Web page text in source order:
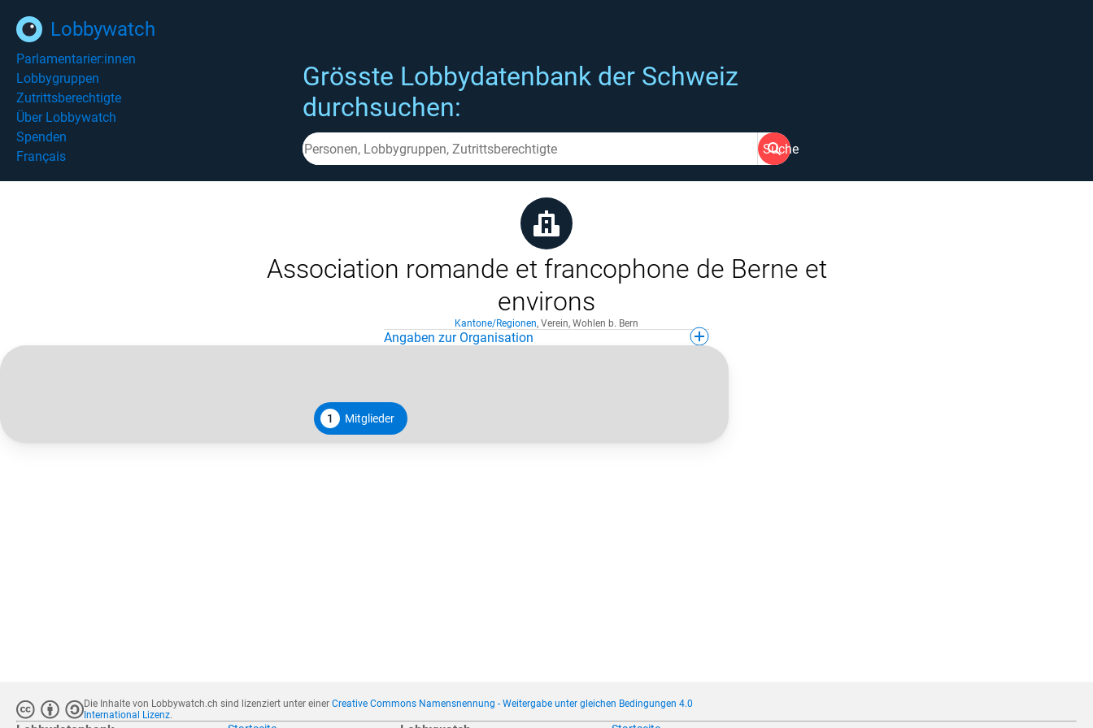
Lobbywatch
Parlamentarier:innen
Lobbygruppen
Zutrittsberechtigte
Über Lobbywatch
Spenden
Français
Grösste Lobbydatenbank der Schweiz
durchsuchen:
Suche
Association romande et francophone de Berne et
environs
Kantone/Regionen, Verein, Wohlen b. Bern
Angaben zur Organisation
1 Mitglieder
Die Inhalte von Lobbywatch.ch sind lizenziert unter einerCreative Commons Namensnennung - Weitergabe unter gleichen Bedingungen 4.0
International Lizenz.